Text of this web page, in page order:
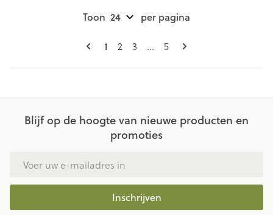
Pagina's
U lees momenteel pagina
1 Pagina
2 Pagina
3 ... Pagina
5
Toon per pagina
Blijf op de hoogte van nieuwe producten en
promoties
Inschrijven